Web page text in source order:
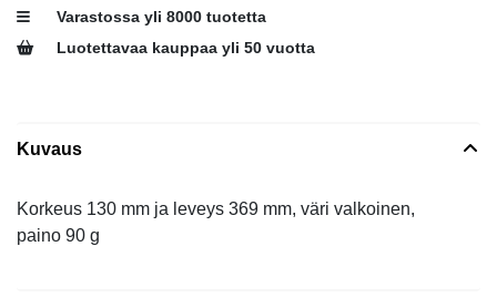
Varastossa yli 8000 tuotetta
Luotettavaa kauppaa yli 50 vuotta
Kuvaus
Korkeus 130 mm ja leveys 369 mm, väri valkoinen,
paino 90 g